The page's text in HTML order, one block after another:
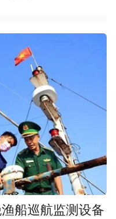
船巡航监测设备